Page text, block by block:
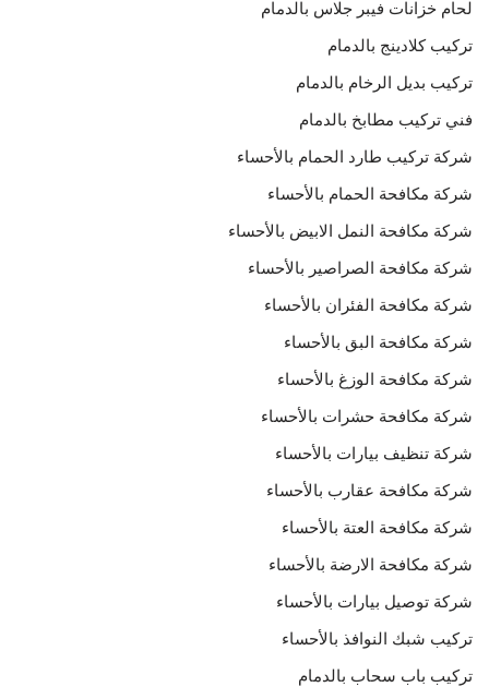
لحام خزانات فيبر جلاس بالدمام
تركيب كلادينج بالدمام
تركيب بديل الرخام بالدمام
فني تركيب مطابخ بالدمام
شركة تركيب طارد الحمام بالأحساء
شركة مكافحة الحمام بالأحساء
شركة مكافحة النمل الابيض بالأحساء
شركة مكافحة الصراصير بالأحساء
شركة مكافحة الفئران بالأحساء
شركة مكافحة البق بالأحساء
شركة مكافحة الوزغ بالأحساء
شركة مكافحة حشرات بالأحساء
شركة تنظيف بيارات بالأحساء
شركة مكافحة عقارب بالأحساء
شركة مكافحة العتة بالأحساء
شركة مكافحة الارضة بالأحساء
شركة توصيل بيارات بالأحساء
تركيب شبك النوافذ بالأحساء
تركيب باب سحاب بالدمام